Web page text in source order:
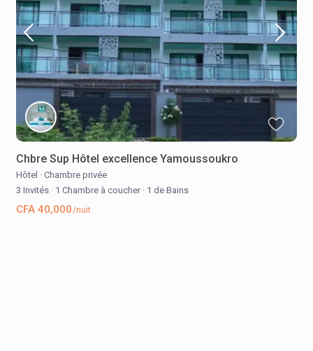
Chbre Sup Hôtel excellence Yamoussoukro
Hôtel · Chambre privée
3 Invités · 1 Chambre à coucher · 1 de Bains
CFA 40,000/nuit